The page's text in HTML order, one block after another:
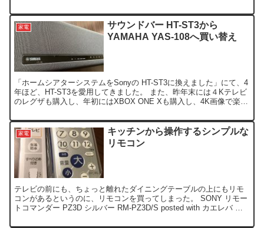
家電
サウンドバー HT-ST3から
YAMAHA YAS-108へ買い替え
「ホームシアターシステムをSonyの HT-ST3に換えました」にて、4
年ほど、HT-ST3を愛用してきました。 また、昨年末には４Kテレビ
のレグザも購入し、年初にはXBOX ONE Xも購入し、4K画像で楽し
家電
キッチンから操作するシンプルな
リモコン
テレビの前にも、ちょっと離れたダイニングテーブルの上にもリモ
コンがあるというのに、リモコンを買ってしまった。 SONY リモー
トコマンダー PZ3D シルバー RM-PZ3D/S posted with カエレバ ソ